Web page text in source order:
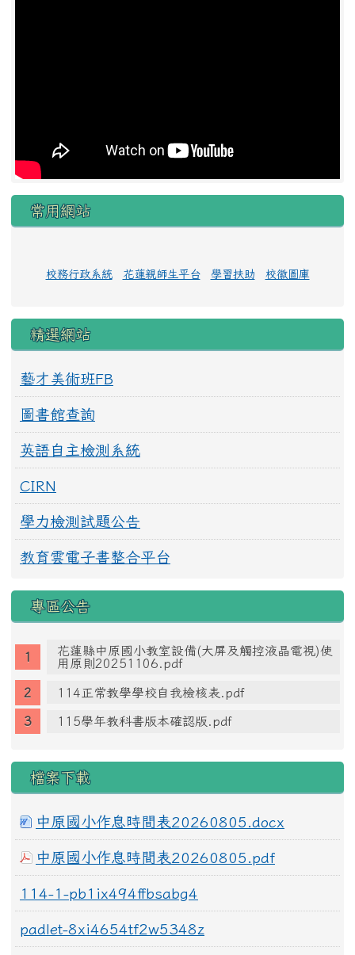
常用網站
校務行政系統 花蓮親師生平台 學習扶助 校徽圖庫
精選網站
藝才美術班FB
圖書館查詢
英語自主檢測系統
CIRN
學力檢測試題公告
教育雲電子書整合平台
專區公告
花蓮縣中原國小教室設備(大屏及觸控液晶電視)使
用原則20251106.pdf
114正常教學學校自我檢核表.pdf
115學年教科書版本確認版.pdf
檔案下載
中原國小作息時間表20260805.docx
中原國小作息時間表20260805.pdf
114-1-pb1ix494ffbsabg4
padlet-8xi4654tf2w5348z